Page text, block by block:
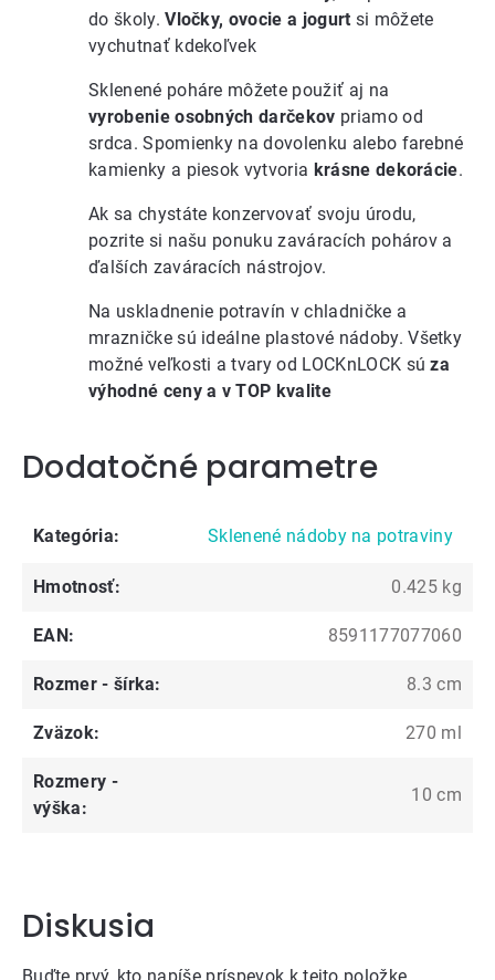
do školy.Vločky, ovocie a jogurt si môžete
vychutnať kdekoľvek
Sklenené poháre môžete použiť aj na
vyrobenie osobných darčekov priamo od
srdca. Spomienky na dovolenku alebo farebné
kamienky a piesok vytvoria krásne dekorácie.
Ak sa chystáte konzervovať svoju úrodu,
pozrite si našu ponuku zaváracích pohárov a
ďalších zaváracích nástrojov.
Na uskladnenie potravín v chladničke a
mrazničke sú ideálne plastové nádoby. Všetky
možné veľkosti a tvary od LOCKnLOCK súza
výhodné ceny a v TOP kvalite
Dodatočné parametre
Kategória: Sklenené nádoby na potraviny
Hmotnosť: 0.425 kg
EAN: 8591177077060
Rozmer - šírka: 8.3 cm
Zväzok: 270 ml
Rozmery -
výška:
10 cm
Diskusia